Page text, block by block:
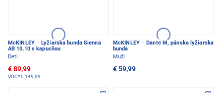
McKINLEY · Lyžiarska bunda Sienna
AB 10.10 s kapucňou
Deti
€ 89,99
VOC*€ 149,99
McKINLEY · Dante M, pánska lyžiarska
bunda
Muži
€ 59,99